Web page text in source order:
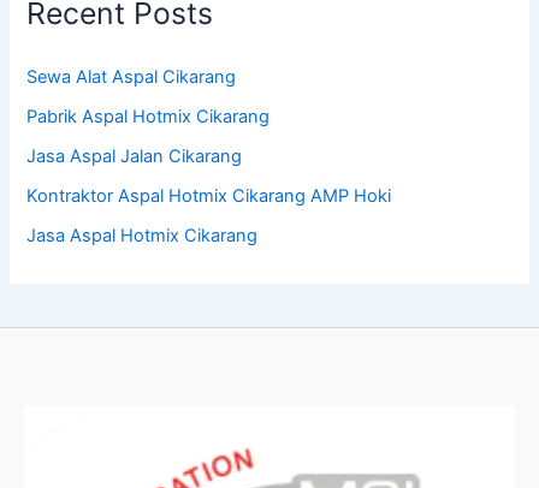
Recent Posts
Sewa Alat Aspal Cikarang
Pabrik Aspal Hotmix Cikarang
Jasa Aspal Jalan Cikarang
Kontraktor Aspal Hotmix Cikarang AMP Hoki
Jasa Aspal Hotmix Cikarang